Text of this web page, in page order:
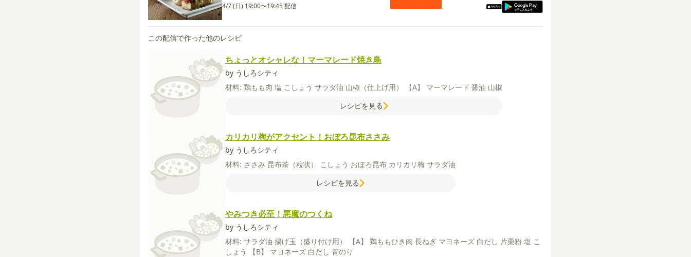
4/7 (日) 19:00〜19:45 配信
この配信で作った他のレシピ
ちょっとオシャレな！マーマレード焼き鳥
by うしろシティ
材料: 鶏もも肉 塩 こしょう サラダ油 山椒（仕上げ用） 【A】 マーマレード 醤油 山椒
レシピを見る
カリカリ梅がアクセント！おぼろ昆布ささみ
by うしろシティ
材料: ささみ 昆布茶（粒状） こしょう おぼろ昆布 カリカリ梅 サラダ油
レシピを見る
やみつき必至！悪魔のつくね
by うしろシティ
材料: サラダ油 揚げ玉（盛り付け用） 【A】 鶏ももひき肉 長ねぎ マヨネーズ 白だし 片栗粉 塩 こ
しょう
【B】 マヨネーズ 白だし 青のり